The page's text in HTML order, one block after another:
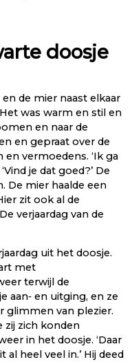
doosje
de mier naast elkaar
was warm en stil en
en naar de
en gepraat over de
en vermoedens. ‘Ik ga
je dat goed?’ De
De mier haalde een
zit ook al de
verjaardag van de
uit het doosje.
met
terwijl de
aan‐ en uitging, en ze
glimmen van plezier.
zij zich konden
in het doosje. ‘Daar
al heel veel in.’ Hij deed